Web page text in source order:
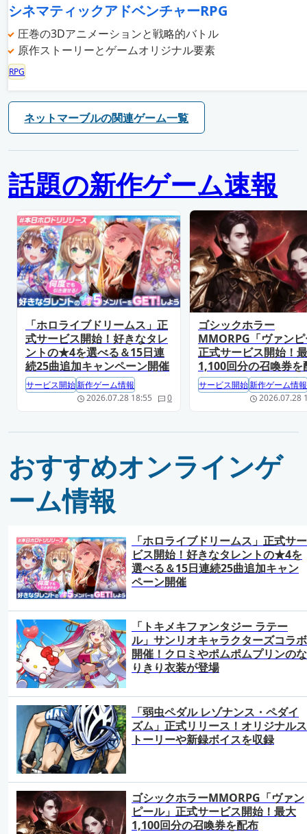
シネマティックアドベンチャーRPG
圧巻の3Dアニメーションと戦略的バトル
原作ストーリーとゲームオリジナル要素
RPG
ネットマーブルの関連ゲーム一覧
話題の新作ゲーム速報
「ホロライブドリームス」正
式サービス開始！好きなタレ
ントの★4を選べる＆15日連
続25曲追加キャンペーン開催
サービス開始新作ゲーム情報
2026.07.28 18:55
0
ゴシックホラー
MMORPG「ヴァン
正式サービス開始！
1,100回分の召喚券を
サービス開始新作ゲーム情報
2026.07.28
おすすめオンラインゲ
ーム情報
「ホロライブドリームス」正式サー
ビス開始！好きなタレントの★4を
選べる＆15日連続25曲追加キャン
ペーン開催
「トキメキファンタジー ラテー
ル」サンリオキャラクターズコラボ
開催！クロミやポムポムプリンのな
りきり衣装が登場
「弱虫ペダル レゾナンス・ペダイ
ズム」正式リリース！オリジナルス
トーリーや新録ボイスを収録
ゴシックホラーMMORPG「ヴァン
ピール」正式サービス開始！最大
1,100回分の召喚券を配布